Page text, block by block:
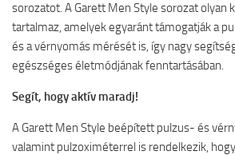
sorozatot. A Garett Men Style sorozat olyan
tartalmaz, amelyek egyaránt támogatják a
és a vérnyomás mérését is, így nagy
egészséges életmódjának fenntartásában.
Segít, hogy aktív maradj!
A Garett Men Style beépített pulzus- és
valamint pulzoximéterrel is rendelkezik,